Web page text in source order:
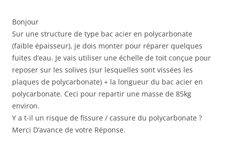
Bonjour
Sur une structure de type bac acier en polycarbonate
(faible épaisseur), je dois monter pour réparer quelques
fuites d’eau. Je vais utiliser une échelle de toit conçue pour
reposer sur les solives (sur lesquelles sont vissées les
plaques de polycarbonate) + la longueur du bac acier en
polycarbonate. Ceci pour repartir une masse de 85kg
environ.
Y a t-il un risque de fissure / cassure du polycarbonate ?
Merci D’avance de votre Réponse.